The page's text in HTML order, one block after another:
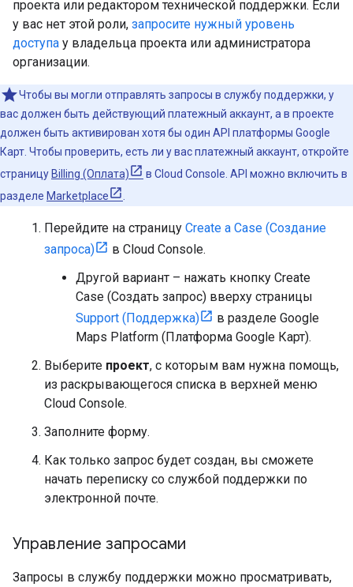
проекта или редактором технической поддержки. Если
у вас нет этой роли, запросите нужный уровень
доступа у владельца проекта или администратора
организации.
Чтобы вы могли отправлять запросы в службу поддержки, у
вас должен быть действующий платежный аккаунт, а в проекте
должен быть активирован хотя бы один API платформы Google
Карт. Чтобы проверить, есть ли у вас платежный аккаунт, откройте
страницу Billing (Оплата)
в Cloud Console. API можно включить в
разделе Marketplace
Перейдите на страницу Create a Case (Создание
запроса)
в Cloud Console.
Другой вариант – нажать кнопку Create
Case (Создать запрос) вверху страницы
Support (Поддержка)
в разделе Google
Maps Platform (Платформа Google Карт).
Выберите проект, с которым вам нужна помощь,
из раскрывающегося списка в верхней меню
Cloud Console.
Заполните форму.
Как только запрос будет создан, вы сможете
начать переписку со службой поддержки по
электронной почте.
Управление запросами
Запросы в службу поддержки можно просматривать,